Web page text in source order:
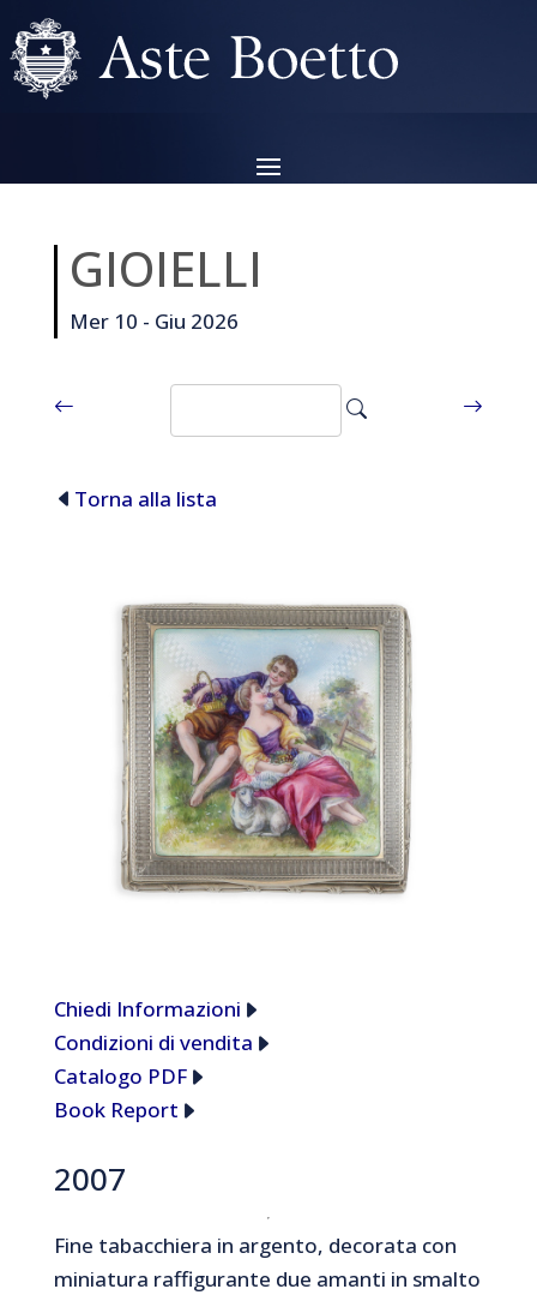
GIOIELLI
Mer 10 - Giu 2026
Torna alla lista
Chiedi Informazioni
Condizioni di vendita
Catalogo PDF
Book Report
2007
Fine tabacchiera in argento, decorata con
miniatura raffigurante due amanti in smalto